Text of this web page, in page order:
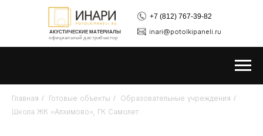
АКУСТИЧЕСКИЕ МАТЕРИАЛЫ
официальный дистрибьютор
inari@potolkipaneli.ru
+7 (812) 767-39-82
Главная / Готовые объекты / Образовательные учреждения /
Школа ЖК «Алхимово», ГК Самолет